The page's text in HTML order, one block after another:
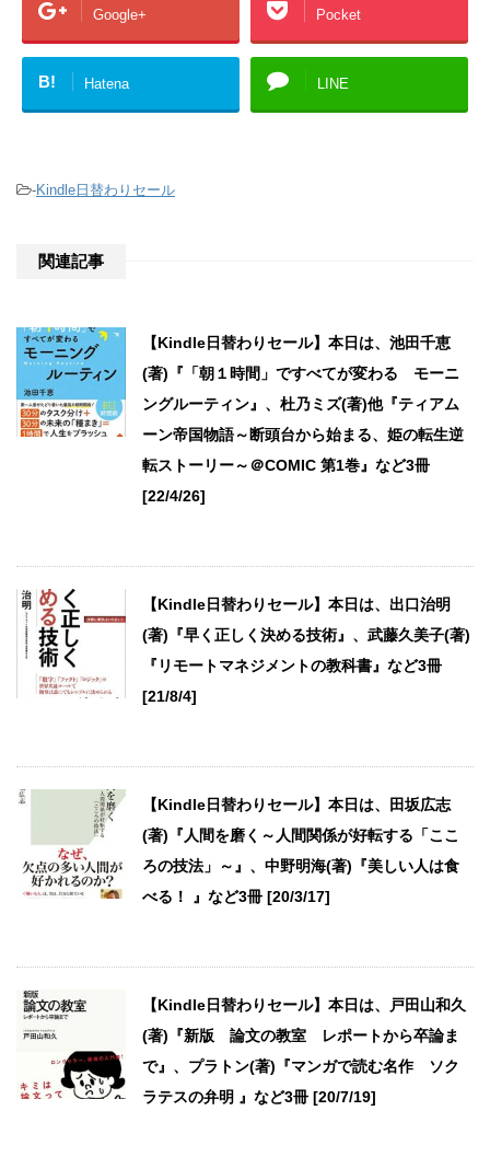
Google+ Pocket
B! Hatena LINE
-Kindle日替わりセール
関連記事
【Kindle日替わりセール】本日は、池田千恵
(著)『「朝１時間」ですべてが変わる モーニ
ングルーティン』、杜乃ミズ(著)他『ティアム
ーン帝国物語～断頭台から始まる、姫の転生逆
転ストーリー～＠COMIC 第1巻』など3冊
[22/4/26]
【Kindle日替わりセール】本日は、出口治明
(著)『早く正しく決める技術』、武藤久美子(著)
『リモートマネジメントの教科書』など3冊
[21/8/4]
【Kindle日替わりセール】本日は、田坂広志
(著)『人間を磨く～人間関係が好転する「ここ
ろの技法」～』、中野明海(著)『美しい人は食
べる！ 』など3冊 [20/3/17]
【Kindle日替わりセール】本日は、戸田山和久
(著)『新版 論文の教室 レポートから卒論ま
で』、プラトン(著)『マンガで読む名作 ソク
ラテスの弁明 』など3冊 [20/7/19]